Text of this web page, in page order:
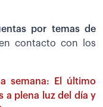
por temas de
contacto con los
semana: El último
a plena luz del día y